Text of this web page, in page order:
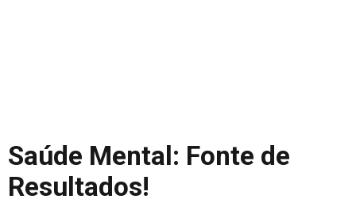
Saúde Mental: Fonte de
Resultados!